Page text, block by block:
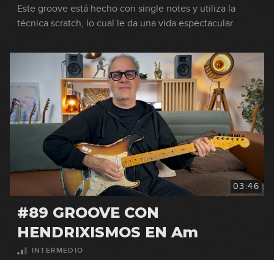
Este groove está hecho con single notes y utiliza la
técnica scratch, lo cual le da una vida espectacular.
03:46
#89 GROOVE CON
HENDRIXISMOS EN Am
INTERMEDIO